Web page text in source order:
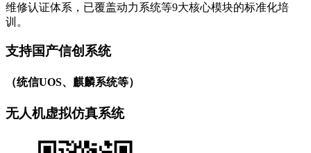
维修认证体系，已覆盖动力系统等9大核心模块的标准化培
训。
支持国产信创系统
（统信UOS、麒麟系统等）
无人机虚拟仿真系统